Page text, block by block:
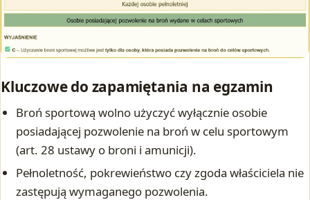
Kluczowe do zapamiętania na egzamin
Broń sportową wolno użyczyć wyłącznie osobie
posiadającej pozwolenie na broń w celu sportowym
(art. 28 ustawy o broni i amunicji).
Pełnoletność, pokrewieństwo czy zgoda właściciela nie
zastępują wymaganego pozwolenia.